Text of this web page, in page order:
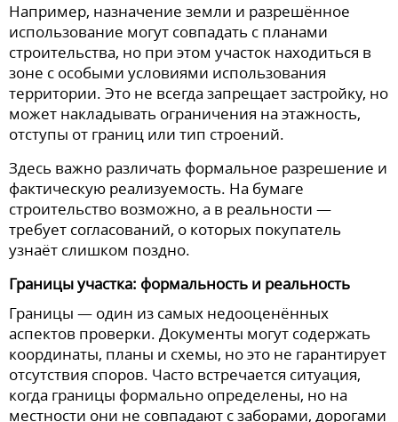
Например, назначение земли и разрешённое
использование могут совпадать с планами
строительства, но при этом участок находиться в
зоне с особыми условиями использования
территории. Это не всегда запрещает застройку, но
может накладывать ограничения на этажность,
отступы от границ или тип строений.
Здесь важно различать формальное разрешение и
фактическую реализуемость. На бумаге
строительство возможно, а в реальности —
требует согласований, о которых покупатель
узнаёт слишком поздно.
Границы участка: формальность и реальность
Границы — один из самых недооценённых
аспектов проверки. Документы могут содержать
координаты, планы и схемы, но это не гарантирует
отсутствия споров. Часто встречается ситуация,
когда границы формально определены, но на
местности они не совпадают с заборами, дорогами